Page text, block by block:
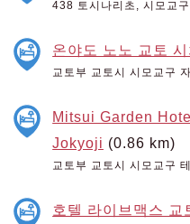
438 토시나리초, 시모교
온야도 노노 교토 시
교토부 교토시 시모교구
Mitsui Garden
Jokyoji (0.86 km)
교토부 교토시 시모교구
호텔 라이브맥스 교